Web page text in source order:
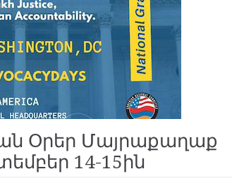
Օրեր Մայրաքաղաք
14-15ին